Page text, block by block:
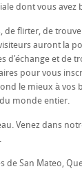
dont vous avez
de flirter, de
auront la
d'échange et de
pour vous
le mieux à vos
monde entier.
Venez dans
San Mateo,